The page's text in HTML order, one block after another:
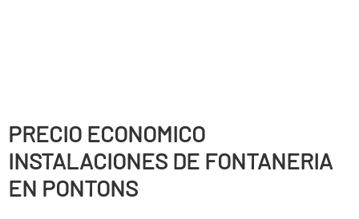
PRECIO ECONOMICO
INSTALACIONES DE FONTANERIA
EN PONTONS